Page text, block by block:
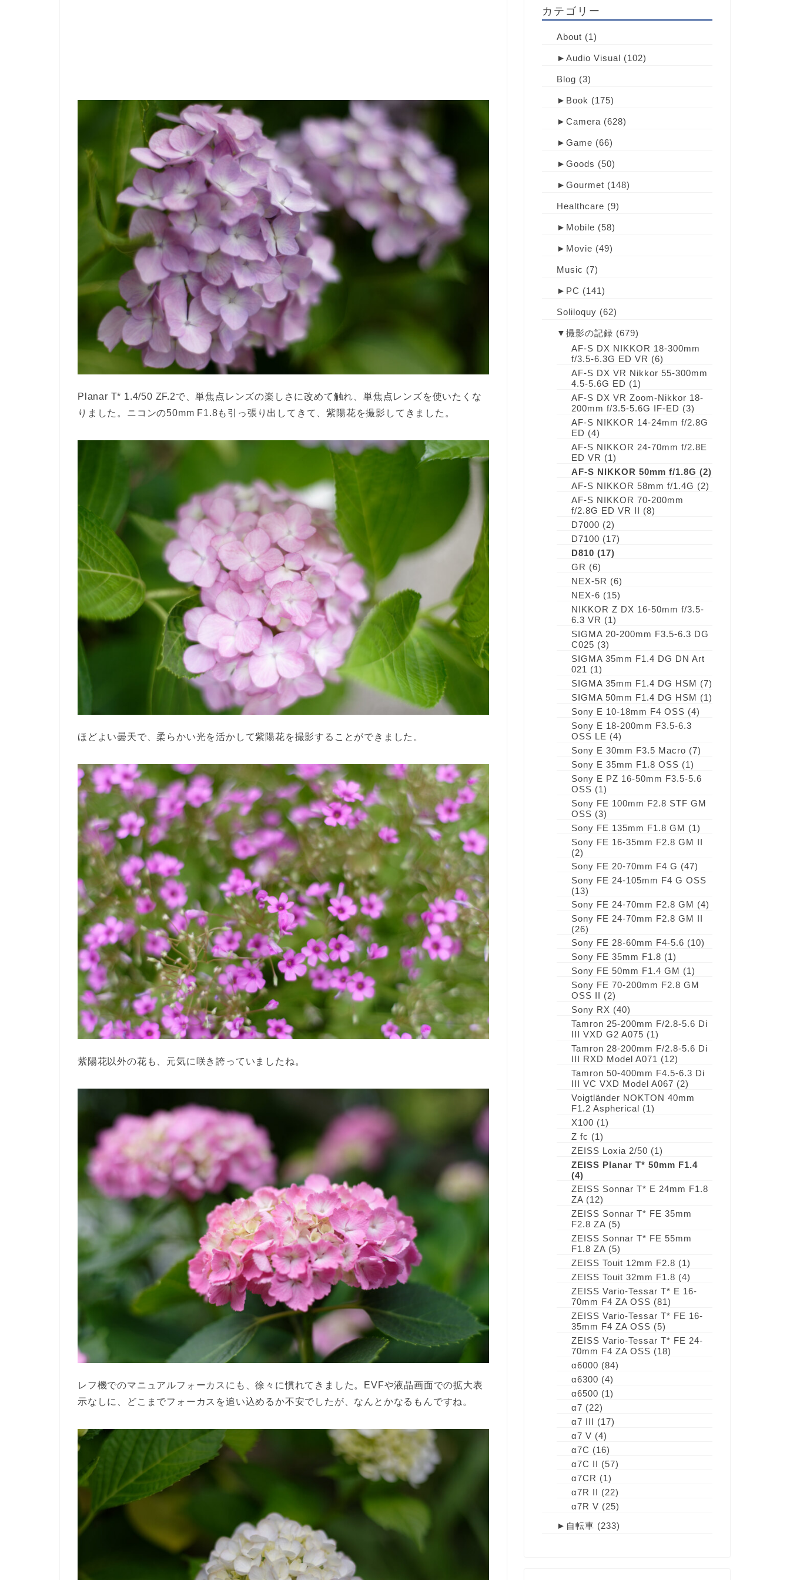
Planar T* 1.4/50 ZF.2で、単焦点レンズの楽しさに改めて触れ、単焦点レンズを使いたくな
りました。ニコンの50mm F1.8も引っ張り出してきて、紫陽花を撮影してきました。
ほどよい曇天で、柔らかい光を活かして紫陽花を撮影することができました。
紫陽花以外の花も、元気に咲き誇っていましたね。
レフ機でのマニュアルフォーカスにも、徐々に慣れてきました。EVFや液晶画面での拡大表
示なしに、どこまでフォーカスを追い込めるか不安でしたが、なんとかなるもんですね。
カテゴリー
About (1)
► Audio Visual (102)
Blog (3)
► Book (175)
► Camera (628)
► Game (66)
► Goods (50)
► Gourmet (148)
Healthcare (9)
► Mobile (58)
► Movie (49)
Music (7)
► PC (141)
Soliloquy (62)
▼ 撮影の記録 (679)
AF-S DX NIKKOR 18-300mm
f/3.5-6.3G ED VR (6)
AF-S DX VR Nikkor 55-300mm
4.5-5.6G ED (1)
AF-S DX VR Zoom-Nikkor 18-
200mm f/3.5-5.6G IF-ED (3)
AF-S NIKKOR 14-24mm f/2.8G
ED (4)
AF-S NIKKOR 24-70mm f/2.8E
ED VR (1)
AF-S NIKKOR 50mm f/1.8G (2)
AF-S NIKKOR 58mm f/1.4G (2)
AF-S NIKKOR 70-200mm
f/2.8G ED VR II (8)
D7000 (2)
D7100 (17)
D810 (17)
GR (6)
NEX-5R (6)
NEX-6 (15)
NIKKOR Z DX 16-50mm f/3.5-
6.3 VR (1)
SIGMA 20-200mm F3.5-6.3 DG
C025 (3)
SIGMA 35mm F1.4 DG DN Art
021 (1)
SIGMA 35mm F1.4 DG HSM (7)
SIGMA 50mm F1.4 DG HSM (1)
Sony E 10-18mm F4 OSS (4)
Sony E 18-200mm F3.5-6.3
OSS LE (4)
Sony E 30mm F3.5 Macro (7)
Sony E 35mm F1.8 OSS (1)
Sony E PZ 16-50mm F3.5-5.6
OSS (1)
Sony FE 100mm F2.8 STF GM
OSS (3)
Sony FE 135mm F1.8 GM (1)
Sony FE 16-35mm F2.8 GM II
(2)
Sony FE 20-70mm F4 G (47)
Sony FE 24-105mm F4 G OSS
(13)
Sony FE 24-70mm F2.8 GM (4)
Sony FE 24-70mm F2.8 GM II
(26)
Sony FE 28-60mm F4-5.6 (10)
Sony FE 35mm F1.8 (1)
Sony FE 50mm F1.4 GM (1)
Sony FE 70-200mm F2.8 GM
OSS II (2)
Sony RX (40)
Tamron 25-200mm F/2.8-5.6 Di
III VXD G2 A075 (1)
Tamron 28-200mm F/2.8-5.6 Di
III RXD Model A071 (12)
Tamron 50-400mm F4.5-6.3 Di
III VC VXD Model A067 (2)
Voigtländer NOKTON 40mm
F1.2 Aspherical (1)
X100 (1)
Z fc (1)
ZEISS Loxia 2/50 (1)
ZEISS Planar T* 50mm F1.4
(4)
ZEISS Sonnar T* E 24mm F1.8
ZA(12)
ZEISS Sonnar T* FE 35mm
F2.8 ZA(5)
ZEISS Sonnar T* FE 55mm
F1.8 ZA(5)
ZEISS Touit 12mm F2.8 (1)
ZEISS Touit 32mm F1.8 (4)
ZEISS Vario-Tessar T* E 16-
70mm F4 ZA OSS (81)
ZEISS Vario-Tessar T* FE 16-
35mm F4 ZA OSS (5)
ZEISS Vario-Tessar T* FE 24-
70mm F4 ZA OSS (18)
α6000 (84)
α6300 (4)
α6500 (1)
α7 (22)
α7 III (17)
α7 V (4)
α7C (16)
α7C II (57)
α7CR (1)
α7R II (22)
α7R V (25)
► 自転車 (233)